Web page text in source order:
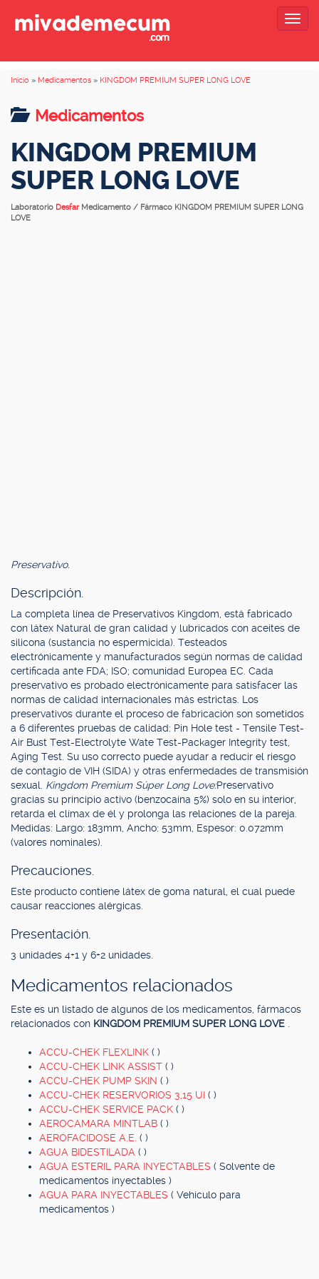
Inicio » Medicamentos » KINGDOM PREMIUM SUPER LONG LOVE
Medicamentos
KINGDOM PREMIUM
SUPER LONG LOVE
Laboratorio Desfar Medicamento / Fármaco KINGDOM PREMIUM SUPER LONG
LOVE
Preservativo.
Descripción.
La completa línea de Preservativos Kingdom, está fabricado
con látex Natural de gran calidad y lubricados con aceites de
silicona (sustancia no espermicida). Testeados
electrónicamente y manufacturados según normas de calidad
certificada ante FDA; ISO; comunidad Europea EC. Cada
preservativo es probado electrónicamente para satisfacer las
normas de calidad internacionales más estrictas. Los
preservativos durante el proceso de fabricación son sometidos
a 6 diferentes pruebas de calidad: Pin Hole test - Tensile Test-
Air Bust Test-Electrolyte Wate Test-Packager Integrity test,
Aging Test. Su uso correcto puede ayudar a reducir el riesgo
de contagio de VIH (SIDA) y otras enfermedades de transmisión
sexual. Kingdom Premium Súper Long Love:Preservativo
gracias su principio activo (benzocaína 5%) solo en su interior,
retarda el clímax de él y prolonga las relaciones de la pareja.
Medidas: Largo: 183mm, Ancho: 53mm, Espesor: 0.072mm
(valores nominales).
Precauciones.
Este producto contiene látex de goma natural, el cual puede
causar reacciones alérgicas.
Presentación.
3 unidades 4+1 y 6+2 unidades.
Medicamentos relacionados
Este es un listado de algunos de los medicamentos, fármacos
relacionados con KINGDOM PREMIUM SUPER LONG LOVE
ACCU-CHEK FLEXLINK ( )
ACCU-CHEK LINK ASSIST ( )
ACCU-CHEK PUMP SKIN ( )
ACCU-CHEK RESERVORIOS 3,15 UI ( )
ACCU-CHEK SERVICE PACK ( )
AEROCAMARA MINTLAB ( )
AEROFACIDOSE A.E. ( )
AGUA BIDESTILADA ( )
AGUA ESTERIL PARA INYECTABLES ( Solvente de
medicamentos inyectables )
AGUA PARA INYECTABLES ( Vehículo para
medicamentos )